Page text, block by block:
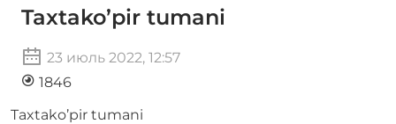
Taxtako’pir tumani
23 июль 2022, 12:57
1846
Taxtako’pir tumani